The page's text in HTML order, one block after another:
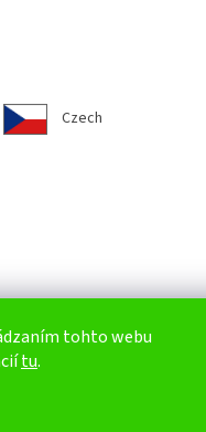
tohto webu
tu.
Czech